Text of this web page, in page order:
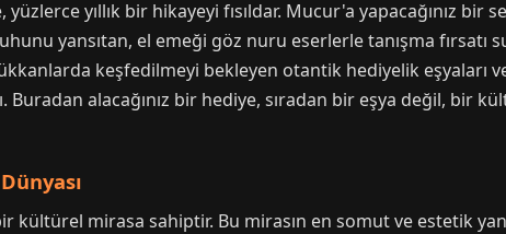
yıllık bir hikayeyi fısıldar. Mucur'a yapacağınız bir
yansıtan, el emeği göz nuru eserlerle tanışma fırsatı
keşfedilmeyi bekleyen otantik hediyelik eşyaları
alacağınız bir hediye, sıradan bir eşya değil, bir
mirasa sahiptir. Bu mirasın en somut ve estetik